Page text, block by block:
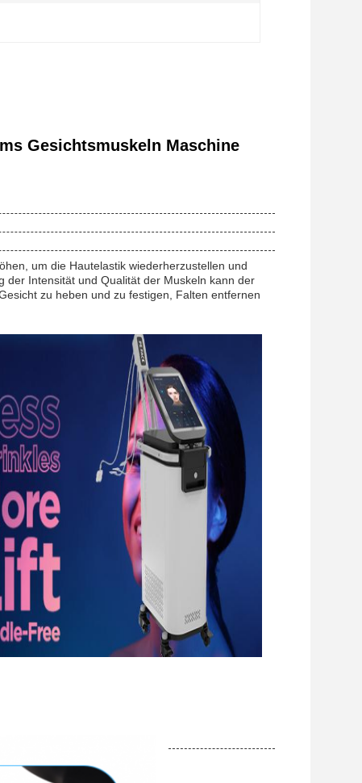
Gesichtsmuskeln Maschine
um die Hautelastik wiederherzustellen und
der Intensität und Qualität der Muskeln kann der
zu heben und zu festigen, Falten entfernen